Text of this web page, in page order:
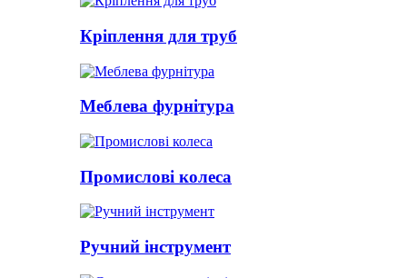
Кріплення для труб
Меблева фурнітура
Промислові колеса
Ручний інструмент